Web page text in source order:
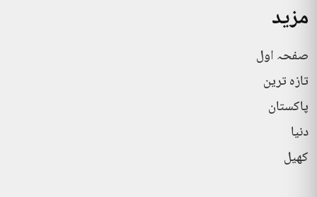
مزید
صفحہ اول
تازہ ترین
پاکستان
دنیا
کھیل